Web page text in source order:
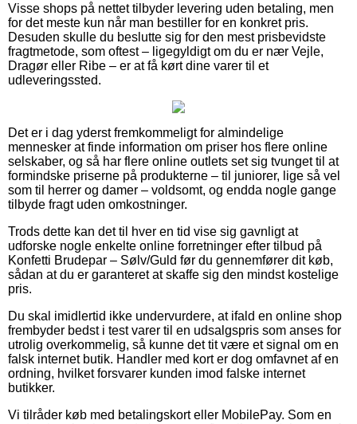
Visse shops på nettet tilbyder levering uden betaling, men
for det meste kun når man bestiller for en konkret pris.
Desuden skulle du beslutte sig for den mest prisbevidste
fragtmetode, som oftest – ligegyldigt om du er nær Vejle,
Dragør eller Ribe – er at få kørt dine varer til et
udleveringssted.
Det er i dag yderst fremkommeligt for almindelige
mennesker at finde information om priser hos flere online
selskaber, og så har flere online outlets set sig tvunget til at
formindske priserne på produkterne – til juniorer, lige så vel
som til herrer og damer – voldsomt, og endda nogle gange
tilbyde fragt uden omkostninger.
Trods dette kan det til hver en tid vise sig gavnligt at
udforske nogle enkelte online forretninger efter tilbud på
Konfetti Brudepar – Sølv/Guld før du gennemfører dit køb,
sådan at du er garanteret at skaffe sig den mindst kostelige
pris.
Du skal imidlertid ikke undervurdere, at ifald en online shop
frembyder bedst i test varer til en udsalgspris som anses for
utrolig overkommelig, så kunne det tit være et signal om en
falsk internet butik. Handler med kort er dog omfavnet af en
ordning, hvilket forsvarer kunden imod falske internet
butikker.
Vi tilråder køb med betalingskort eller MobilePay. Som en